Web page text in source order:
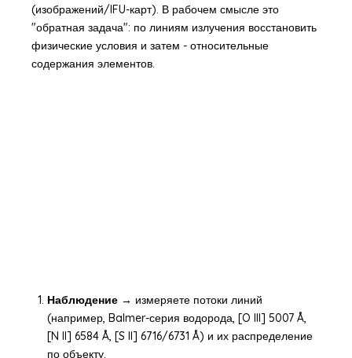
(изображений/IFU-карт). В рабочем смысле это
"обратная задача": по линиям излучения восстановить
физические условия и затем - относительные
содержания элементов.
Наблюдение → измеряете потоки линий
(например, Balmer-серия водорода, [O III] 5007 Å,
[N II] 6584 Å, [S II] 6716/6731 Å) и их распределение
по объекту.